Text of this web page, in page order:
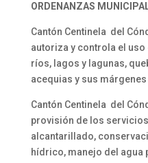
ORDENANZAS
Cantón Centinela del
autoriza y controla el
ríos, lagos y lagunas,
acequias y sus
Cantón Centinela del
provisión de los
alcantarillado,
hídrico, manejo del agua